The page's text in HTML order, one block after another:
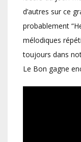
d’autres sur ce
probablement
mélodiques
toujours dans
Le Bon gagne